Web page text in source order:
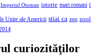
Imperiul Otoman istorie mari romani
Unite ale Americii stiai ca zoo
curiozităţilor